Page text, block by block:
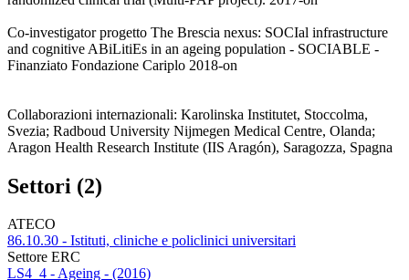
Co-investigator progetto The Brescia nexus: SOCIal infrastructure
and cognitive ABiLitiEs in an ageing population - SOCIABLE -
Finanziato Fondazione Cariplo 2018-on
Collaborazioni internazionali: Karolinska Institutet, Stoccolma,
Svezia; Radboud University Nijmegen Medical Centre, Olanda;
Aragon Health Research Institute (IIS Aragón), Saragozza, Spagna
Settori (2)
ATECO
86.10.30 - Istituti, cliniche e policlinici universitari
Settore ERC
LS4_4 - Ageing - (2016)